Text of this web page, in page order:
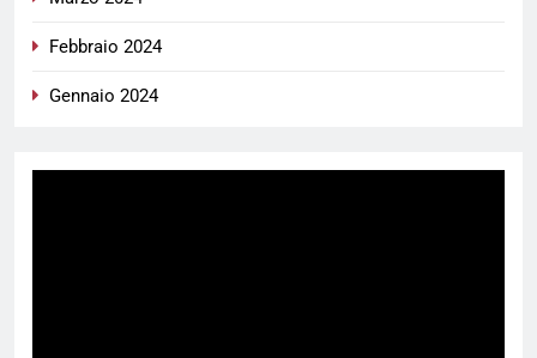
Febbraio 2024
Gennaio 2024